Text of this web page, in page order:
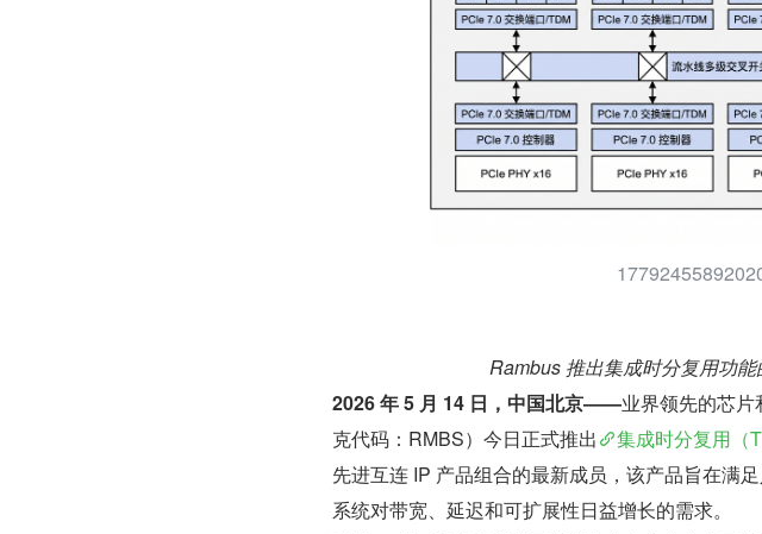
Rambus 推出集成时分复用功
2026 年 5 月 14 日，中国北京——业界领先的芯
克代码：RMBS）今日正式推出
集成时分复用（
先进互连 IP 产品组合的最新成员，该产品旨在满
系统对带宽、延迟和可扩展性日益增长的需求。